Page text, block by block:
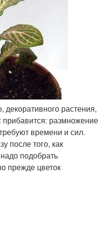
декоративного растения,
прибавится: размножение
времени и сил.
после того, как
подобрать
прежде цветок